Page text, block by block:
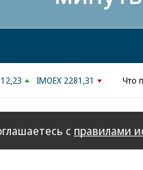
IMOEX 2281,31 Что
с правилами